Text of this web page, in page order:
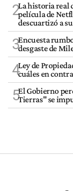
2La historia real
película de
descuartizó a
3Encuesta
desgaste de
4Ley de
cuáles en contra
5El Gobierno
Tierras" se